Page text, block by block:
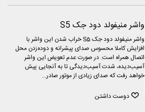
واشر منیفولد دود جک S5
واشر منیفولد دود جک S5 خراب شدن این واشر با
افزایش کاملا محسوس صدای پیشرانه و دوده‌زدن محل
اتصال همراه است. در صورت عدم تعویض این واشر
آسیب‌دیده، شدت آسیب‌دیدگی تا به آنجایی پیش
خواهد رفت که صدای زیادی از موتور صادر...
دوست داشتن